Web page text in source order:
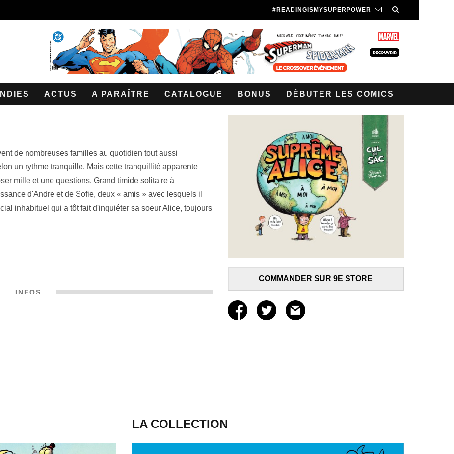
#READINGISMYSUPERPOWER
INDIES ACTUS A PARAÎTRE CATALOGUE BONUS DÉBUTER LES COMICS
de nombreuses familles au quotidien tout aussi
un rythme tranquille. Mais cette tranquillité apparente
mille et une questions. Grand timide solitaire à
d'Andre et de Sofie, deux « amis » avec lesquels il
inhabituel qui a tôt fait d'inquiéter sa soeur Alice, toujours
INFOS
COMMANDER SUR 9E STORE
LA COLLECTION